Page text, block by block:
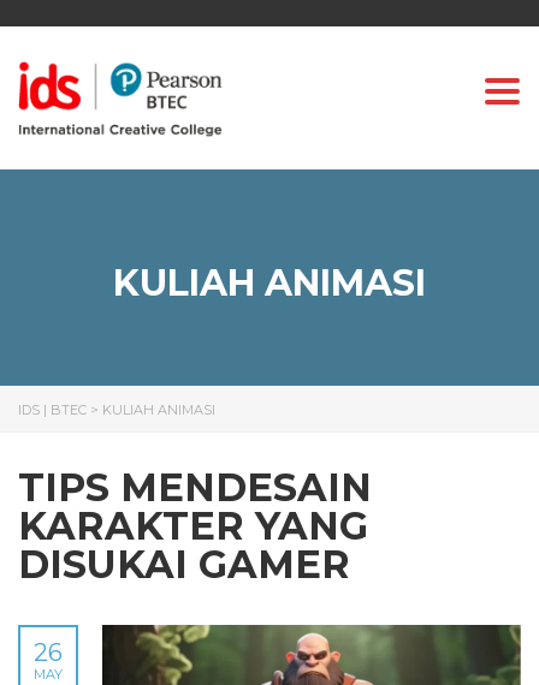
KULIAH ANIMASI
IDS | BTEC > KULIAH ANIMASI
TIPS MENDESAIN
KARAKTER YANG
DISUKAI GAMER
26
MAY